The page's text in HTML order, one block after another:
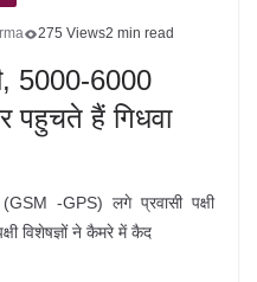
275 Views2 min read
5000-6000
पहुचते हैं गिधवा
-GPS) लगे प्रवासी पक्षी
विशेषज्ञों ने कैमरे में कैद